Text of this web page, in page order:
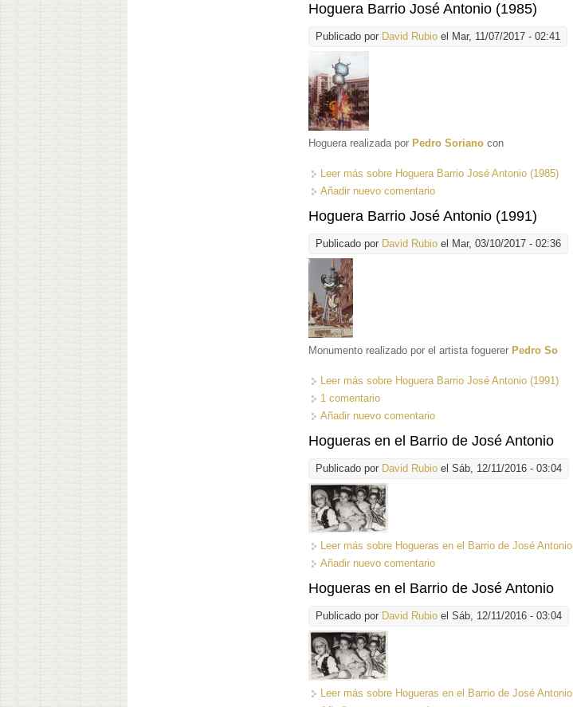
Hoguera Barrio José Antonio (1985)
Publicado por David Rubio el Mar, 11/07/2017 - 02:41
Hoguera realizada por Pedro Soriano con
Leer más sobre Hoguera Barrio José Antonio (1985)
Añadir nuevo comentario
Hoguera Barrio José Antonio (1991)
Publicado por David Rubio el Mar, 03/10/2017 - 02:36
Monumento realizado por el artista foguerer Pedro So
Leer más sobre Hoguera Barrio José Antonio (1991)
1 comentario
Añadir nuevo comentario
Hogueras en el Barrio de José Antonio
Publicado por David Rubio el Sáb, 12/11/2016 - 03:04
Leer más sobre Hogueras en el Barrio de José Antonio
Añadir nuevo comentario
Hogueras en el Barrio de José Antonio
Publicado por David Rubio el Sáb, 12/11/2016 - 03:04
Leer más sobre Hogueras en el Barrio de José Antonio